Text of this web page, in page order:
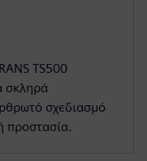
TS500
σκληρά
σχεδιασμό
προστασία.